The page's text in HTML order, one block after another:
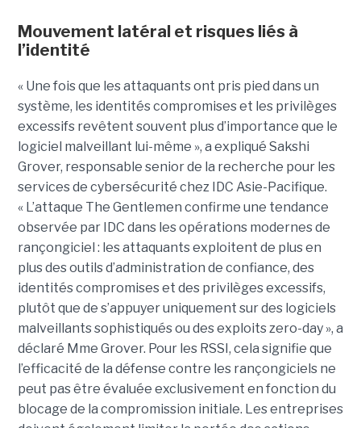
Mouvement latéral et risques liés à
l’identité
« Une fois que les attaquants ont pris pied dans un
système, les identités compromises et les privilèges
excessifs revêtent souvent plus d’importance que le
logiciel malveillant lui-même », a expliqué Sakshi
Grover, responsable senior de la recherche pour les
services de cybersécurité chez IDC Asie-Pacifique.
« L’attaque The Gentlemen confirme une tendance
observée par IDC dans les opérations modernes de
rançongiciel : les attaquants exploitent de plus en
plus des outils d’administration de confiance, des
identités compromises et des privilèges excessifs,
plutôt que de s’appuyer uniquement sur des logiciels
malveillants sophistiqués ou des exploits zero-day », a
déclaré Mme Grover. Pour les RSSI, cela signifie que
l’efficacité de la défense contre les rançongiciels ne
peut pas être évaluée exclusivement en fonction du
blocage de la compromission initiale. Les entreprises